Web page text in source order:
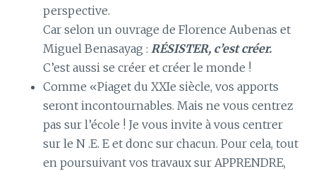
perspective.
Car selon un ouvrage de Florence Aubenas et
Miguel Benasayag : RÉSISTER, c’est créer.
C’est aussi se créer et créer le monde !
Comme «Piaget du XXIe siècle, vos apports
seront incontournables. Mais ne vous centrez
pas sur l’école ! Je vous invite à vous centrer
sur le N .E. E et donc sur chacun. Pour cela, tout
en poursuivant vos travaux sur APPRENDRE,